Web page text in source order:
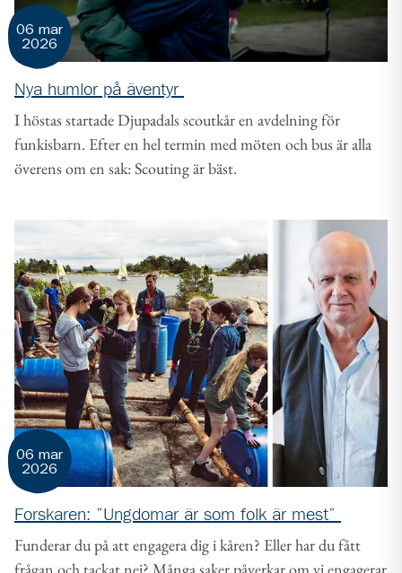
06 mar
2026
Nya humlor på äventyr
I höstas startade Djupadals scoutkår en avdelning för
funkisbarn. Efter en hel termin med möten och bus är alla
överens om en sak: Scouting är bäst.
06 mar
2026
Forskaren: ”Ungdomar är som folk är mest”
Funderar du på att engagera dig i kåren? Eller har du fått
frågan och tackat nej? Många saker påverkar om vi engagerar